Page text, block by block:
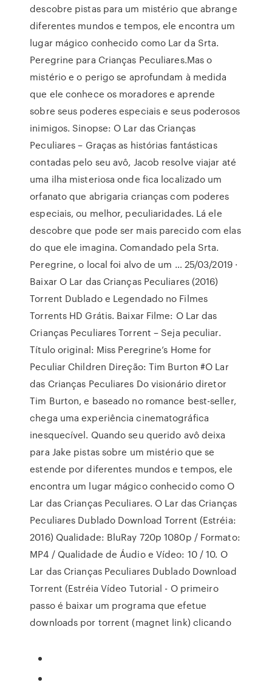
descobre pistas para um mistério que abrange
diferentes mundos e tempos, ele encontra um
lugar mágico conhecido como Lar da Srta.
Peregrine para Crianças Peculiares.Mas o
mistério e o perigo se aprofundam à medida
que ele conhece os moradores e aprende
sobre seus poderes especiais e seus poderosos
inimigos. Sinopse: O Lar das Crianças
Peculiares – Graças as histórias fantásticas
contadas pelo seu avô, Jacob resolve viajar até
uma ilha misteriosa onde fica localizado um
orfanato que abrigaria crianças com poderes
especiais, ou melhor, peculiaridades. Lá ele
descobre que pode ser mais parecido com elas
do que ele imagina. Comandado pela Srta.
Peregrine, o local foi alvo de um … 25/03/2019 ·
Baixar O Lar das Crianças Peculiares (2016)
Torrent Dublado e Legendado no Filmes
Torrents HD Grátis. Baixar Filme: O Lar das
Crianças Peculiares Torrent – Seja peculiar.
Título original: Miss Peregrine’s Home for
Peculiar Children Direção: Tim Burton #O Lar
das Crianças Peculiares Do visionário diretor
Tim Burton, e baseado no romance best-seller,
chega uma experiência cinematográfica
inesquecível. Quando seu querido avô deixa
para Jake pistas sobre um mistério que se
estende por diferentes mundos e tempos, ele
encontra um lugar mágico conhecido como O
Lar das Crianças Peculiares. O Lar das Crianças
Peculiares Dublado Download Torrent (Estréia:
2016) Qualidade: BluRay 720p 1080p / Formato:
MP4 / Qualidade de Áudio e Vídeo: 10 / 10. O
Lar das Crianças Peculiares Dublado Download
Torrent (Estréia Vídeo Tutorial - O primeiro
passo é baixar um programa que efetue
downloads por torrent (magnet link) clicando